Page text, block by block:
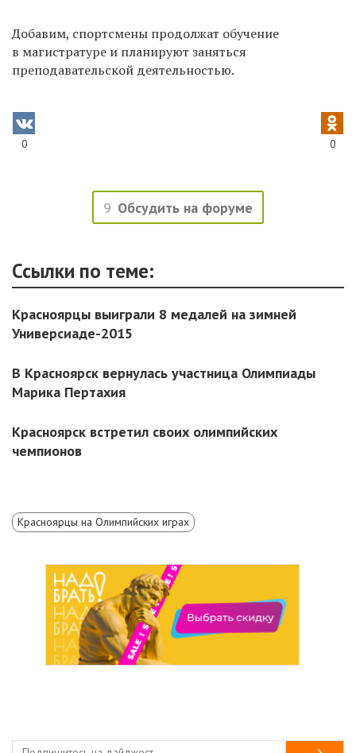
Добавим, спортсмены продолжат обучение
в магистратуре и планируют заняться
преподавательской деятельностью.
0 0
9 Обсудить на форуме
Ссылки по теме:
Красноярцы выиграли 8 медалей на зимней
Универсиаде-2015
В Красноярск вернулась участница Олимпиады
Марика Пертахия
Красноярск встретил своих олимпийских
чемпионов
Красноярцы на Олимпийских играх